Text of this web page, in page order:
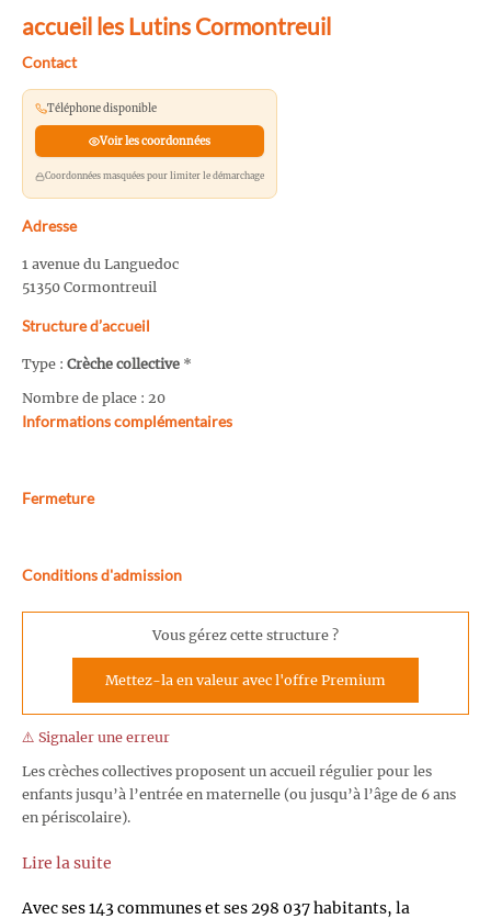
accueil les Lutins Cormontreuil
Contact
Téléphone disponible
Voir les coordonnées
Coordonnées masquées pour limiter le démarchage
Adresse
1 avenue du Languedoc
51350 Cormontreuil
Structure d’accueil
Type : Crèche collective *
Nombre de place : 20
Informations complémentaires
Fermeture
Conditions d'admission
Vous gérez cette structure ?
Mettez-la en valeur avec l'offre Premium
⚠️ Signaler une erreur
Les crèches collectives proposent un accueil régulier pour les
enfants jusqu’à l’entrée en maternelle (ou jusqu’à l’âge de 6 ans
en périscolaire).
Lire la suite
Avec ses 143 communes et ses 298 037 habitants, la